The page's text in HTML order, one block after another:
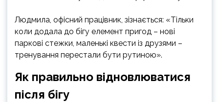
Людмила, офісний працівник, зізнається: «Тільки
коли додала до бігу елемент пригод – нові
паркові стежки, маленькі квести із друзями –
тренування перестали бути рутиною».
Як правильно відновлюватися
після бігу